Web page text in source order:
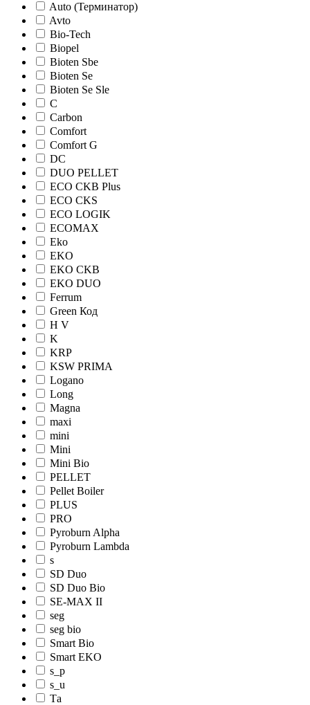
Auto (Терминатор)
Avto
Bio-Tech
Biopel
Bioten Sbe
Bioten Se
Bioten Se Sle
C
Carbon
Comfort
Comfort G
DC
DUO PELLET
ECO CKB Plus
ECO CKS
ECO LOGIK
ECOMAX
Eko
EKO
EKO CKB
EKO DUO
Ferrum
Green Код
H V
K
KRP
KSW PRIMA
Logano
Long
Magna
maxi
mini
Mini
Mini Bio
PELLET
Pellet Boiler
PLUS
PRO
Pyroburn Alpha
Pyroburn Lambda
s
SD Duo
SD Duo Bio
SE-MAX II
seg
seg bio
Smart Bio
Smart EKO
s_p
s_u
Tа